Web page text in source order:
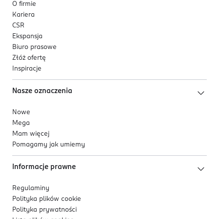
O firmie
Kariera
CSR
Ekspansja
Biuro prasowe
Złóż ofertę
Inspiracje
Nasze oznaczenia
Nowe
Mega
Mam więcej
Pomagamy jak umiemy
Informacje prawne
Regulaminy
Polityka plików cookie
Polityka prywatności